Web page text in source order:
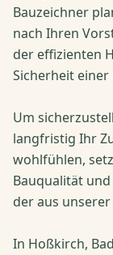
Bauzeichner
nach Ihren
der effizienten
Sicherheit
Um
langfristig Ihr
wohlfühlen,
Bauqualität
der aus
In Hoßkirch,